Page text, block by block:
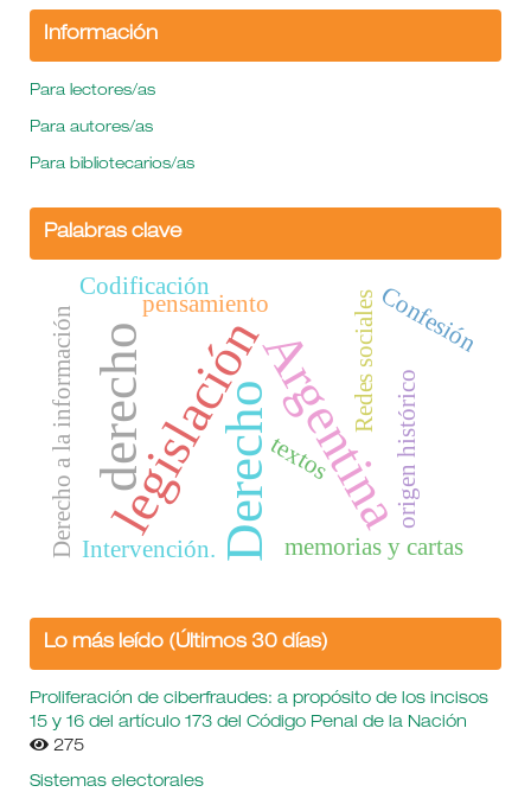
Información
Para lectores/as
Para autores/as
Para bibliotecarios/as
Palabras clave
legislaciónArgentina
derecho Derecho memorias y cartas
pensamiento Redes sociales
Intervención.
Codificación
Derecho a la información origen histórico
Confesión
textos
Lo más leído (Últimos 30 días)
Proliferación de ciberfraudes: a propósito de los incisos
15 y 16 del artículo 173 del Código Penal de la Nación
275
Sistemas electorales